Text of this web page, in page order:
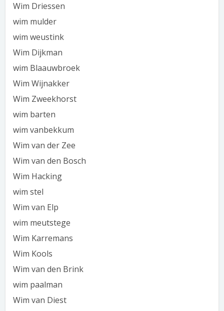
Wim Driessen
wim mulder
wim weustink
Wim Dijkman
wim Blaauwbroek
Wim Wijnakker
Wim Zweekhorst
wim barten
wim vanbekkum
Wim van der Zee
Wim van den Bosch
Wim Hacking
wim stel
Wim van Elp
wim meutstege
Wim Karremans
Wim Kools
Wim van den Brink
wim paalman
Wim van Diest